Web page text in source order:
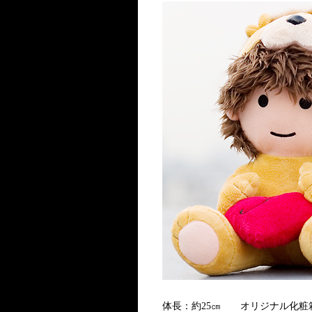
体長：約25㎝ オリジナル化粧